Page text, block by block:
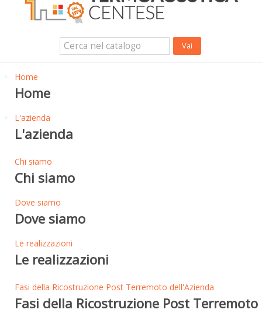
Porte e Finestre
Home
Home
L'azienda
L'azienda
Chi siamo
Chi siamo
Dove siamo
Dove siamo
Le realizzazioni
Le realizzazioni
Fasi della Ricostruzione Post Terremoto dell'Azienda
Fasi della Ricostruzione Post Terremoto